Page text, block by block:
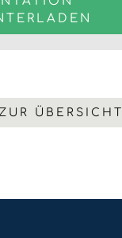
ÜBERSICHT